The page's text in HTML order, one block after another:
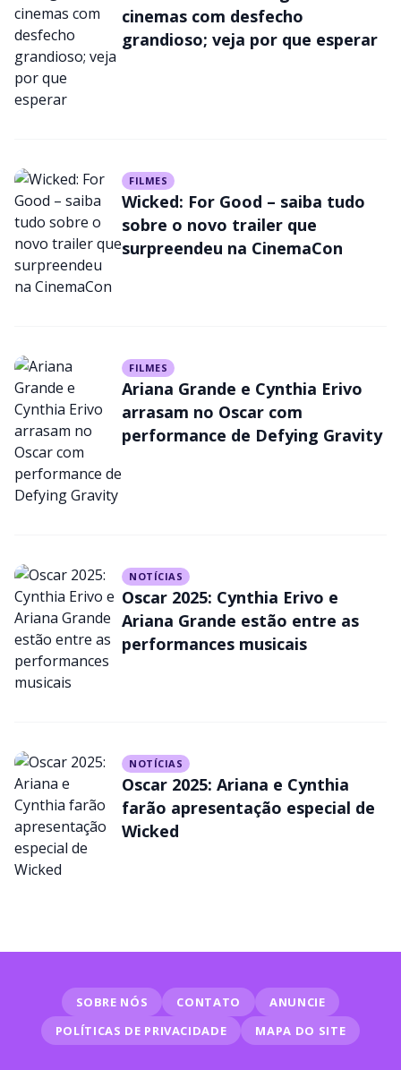
cinemas com desfecho
grandioso; veja por que esperar
FILMES
Wicked: For Good – saiba tudo
sobre o novo trailer que
surpreendeu na CinemaCon
FILMES
Ariana Grande e Cynthia Erivo
arrasam no Oscar com
performance de Defying Gravity
NOTÍCIAS
Oscar 2025: Cynthia Erivo e
Ariana Grande estão entre as
performances musicais
NOTÍCIAS
Oscar 2025: Ariana e Cynthia
farão apresentação especial de
Wicked
SOBRE NÓS CONTATO
ANUNCIE
POLÍTICAS DE PRIVACIDADE
MAPA DO SITE